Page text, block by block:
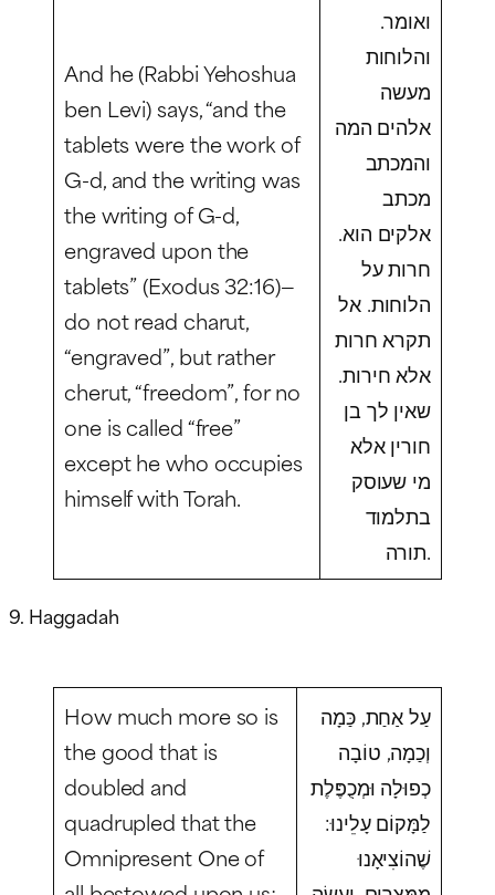
And he (Rabbi Yehoshua
ben Levi) says, “and the
tablets were the work of
G-d, and the writing was
the writing of G-d,
engraved upon the
tablets” (Exodus 32:16)—
do not read charut,
“engraved”, but rather
cherut,“freedom”, for no
one is called “free”
except he who occupies
himself with Torah.
ואומר.
והלוחות
מעשה
אלהים המה
והמכתב
מכתב
אלקים הוא.
חרות על
הלוחות. אל
תקרא חרות
אלא חירות.
שאין לך בן
חורין אלא
מי שעוסק
בתלמוד
תורה.
9. Haggadah
How much more so is
the good that is
doubled and
quadrupled that the
Omnipresent One of
עַל אַחַת, כַּמָה
וְכַמָה, טוֹבָה
כְפוּלָה וּמְכֻפֶּלֶת
לַמָּקוֹם עָלֵינוּ:
שֶׁהוֹצִיאָנוּ